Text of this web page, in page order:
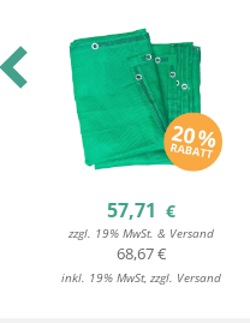
57,71 €
zzgl. 19% MwSt. & Versand
68,67 €
inkl. 19% MwSt, zzgl. Versand